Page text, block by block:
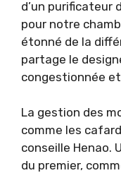
d’un purificateur
pour notre
étonné de la
partage le
congestionnée
La gestion des
comme les
conseille Henao.
du premier,